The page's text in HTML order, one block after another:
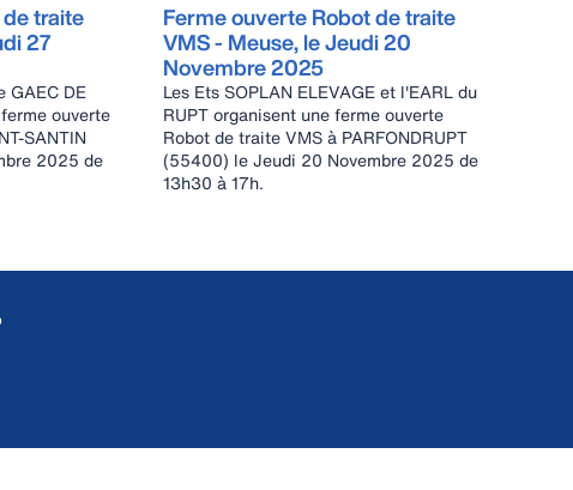
traite
27
GAEC DE
ouverte
SANTIN
2025 de
Ferme ouverte Robot de traite
VMS - Meuse, le Jeudi 20
Novembre 2025
Les Ets SOPLAN ELEVAGE et l'EARL du
RUPT organisent une ferme ouverte
Robot de traite VMS à PARFONDRUPT
(55400) le Jeudi 20 Novembre 2025 de
13h30 à 17h.